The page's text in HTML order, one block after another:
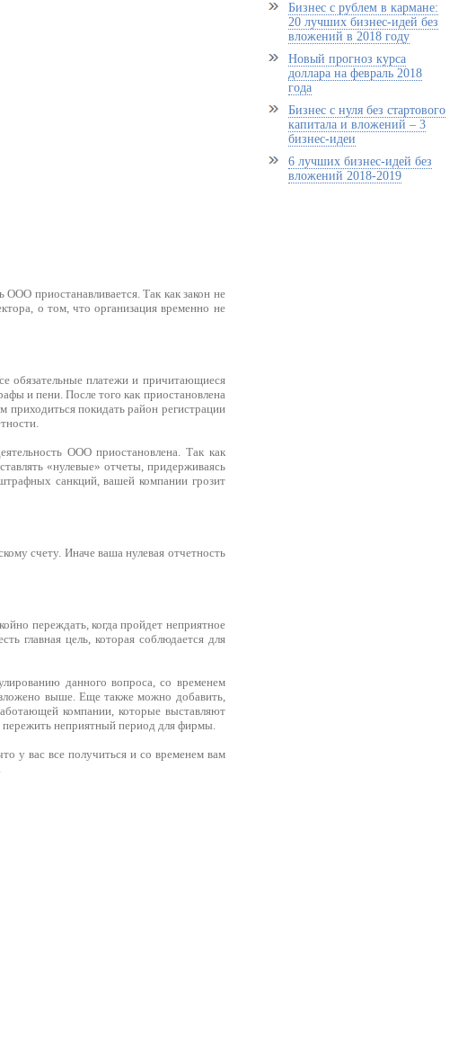
приостанавливается. Так как закон не
о том, что организация временно не
обязательные платежи и причитающиеся
и пени. После того как приостановлена
приходиться покидать район регистрации
ООО приостановлена. Так как
«нулевые» отчеты, придерживаясь
санкций, вашей компании грозит
счету. Иначе ваша нулевая отчетность
переждать, когда пройдет неприятное
главная цель, которая соблюдается для
данного вопроса, со временем
выше. Еще также можно добавить,
компании, которые выставляют
неприятный период для фирмы.
у вас все получиться и со временем вам
Бизнес с рублем в кармане:
20 лучших бизнес-идей без
вложений в 2018 году
Новый прогноз курса
доллара на февраль 2018
года
Бизнес с нуля без стартового
капитала и вложений – 3
бизнес-идеи
6 лучших бизнес-идей без
вложений 2018-2019